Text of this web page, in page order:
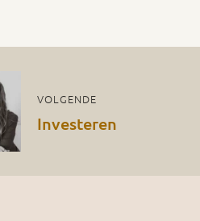
VOLGENDE
Investeren